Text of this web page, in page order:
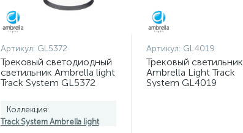
Артикул: GL5372
Трековый светодиодный
светильник Ambrella light
Track System GL5372
Коллекция:
Track System Ambrella light
Артикул: GL4019
Трековый светильник
Ambrella Light Track
System GL4019